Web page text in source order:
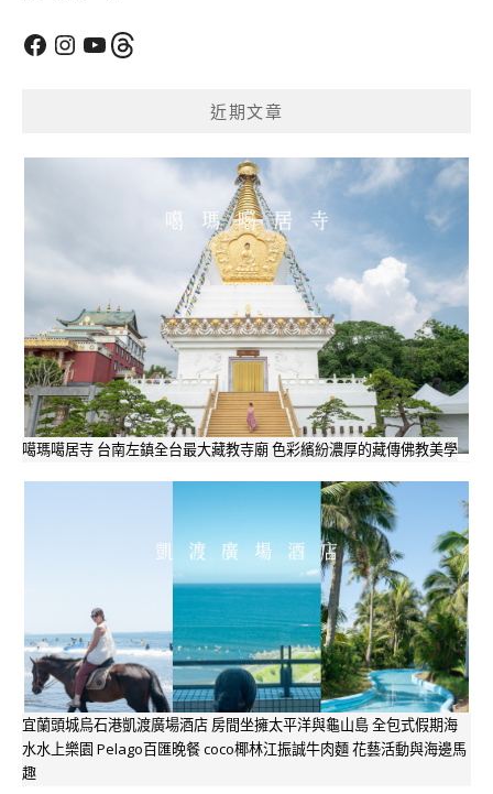
FacebookInstagram
YouTubeThreads
近期文章
噶瑪噶居寺 台南左鎮全台最大藏教寺廟 色彩繽紛濃厚的藏傳佛教美學
宜蘭頭城烏石港凱渡廣場酒店 房間坐擁太平洋與龜山島 全包式假期海
水水上樂園 Pelago百匯晚餐 coco椰林江振誠牛肉麵 花藝活動與海邊馬
趣